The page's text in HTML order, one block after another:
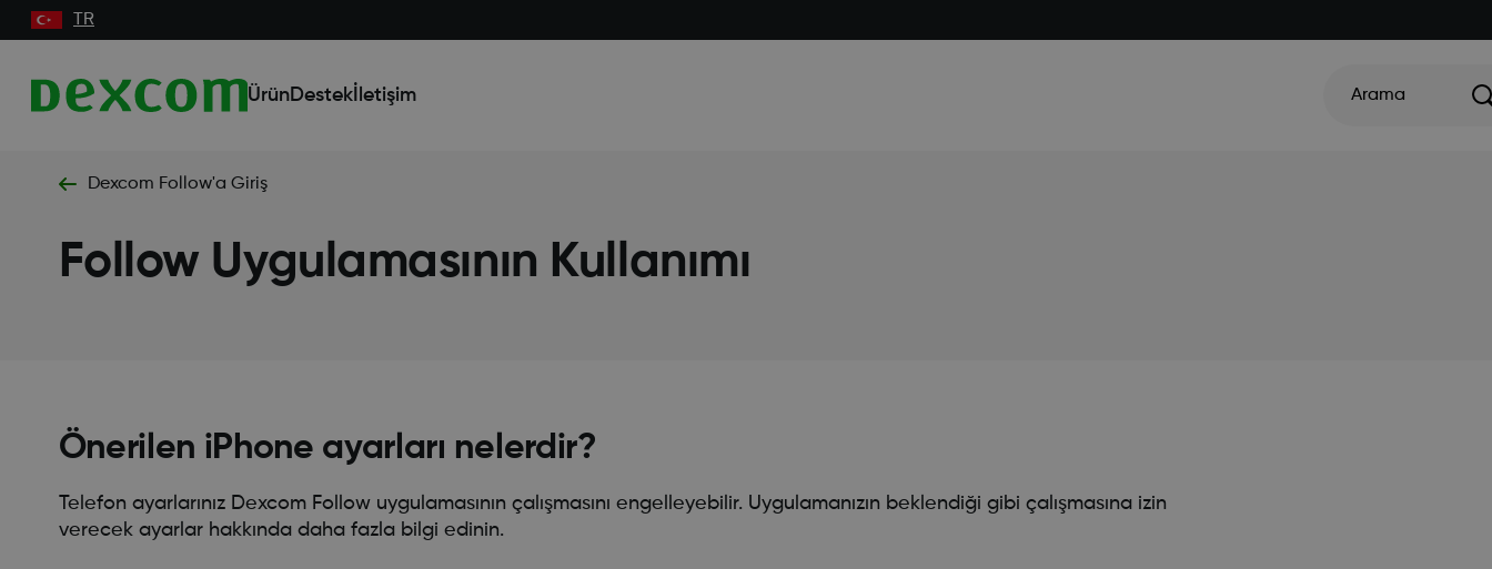
TR
ÜrünDestek İletişim Arama
Dexcom Follow'a Giriş
Follow Uygulamasının Kullanımı
Önerilen iPhone ayarları nelerdir?
Telefon ayarlarınız Dexcom Follow uygulamasının çalışmasını engelleyebilir. Uygulamanızın beklendiği gibi çalışmasına izin
verecek ayarlar hakkında daha fazla bilgi edinin.